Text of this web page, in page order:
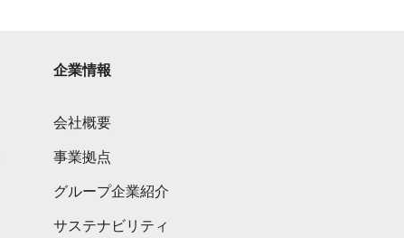
企業情報
会社概要
事業拠点
グループ企業紹介
サステナビリティ